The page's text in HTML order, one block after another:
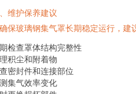
维护保养建议
保玻璃钢集气罩长期稳定运行，建
检查罩体结构完整性
积尘和附着物
密封件和连接部位
集气效率变化